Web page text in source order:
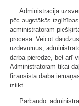
Administrācija
pēc augstākās
administratoram
procesā. Veicot daudzus
uzdevumus,
darba pieredze, bet arī
Administratoram tikai
finansista darba
iztikt.
Pārbaudot